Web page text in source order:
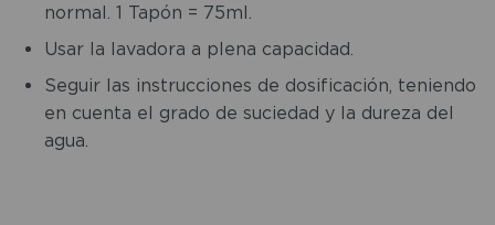
normal. 1 Tapón = 75ml.
Usar la lavadora a plena capacidad.
Seguir las instrucciones de dosificación, teniendo
en cuenta el grado de suciedad y la dureza del
agua.